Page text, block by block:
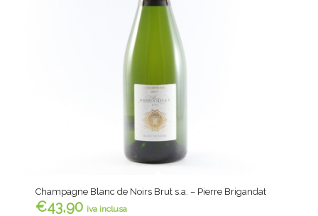
Champagne Blanc de Noirs Brut s.a. – Pierre Brigandat
€43,90 iva inclusa